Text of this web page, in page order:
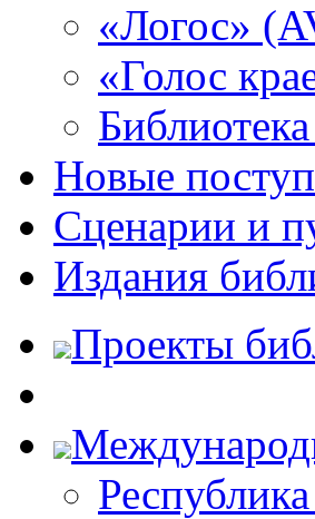
«Логос»
«Голос
Новые
Сценарии и
Издания
Проекты